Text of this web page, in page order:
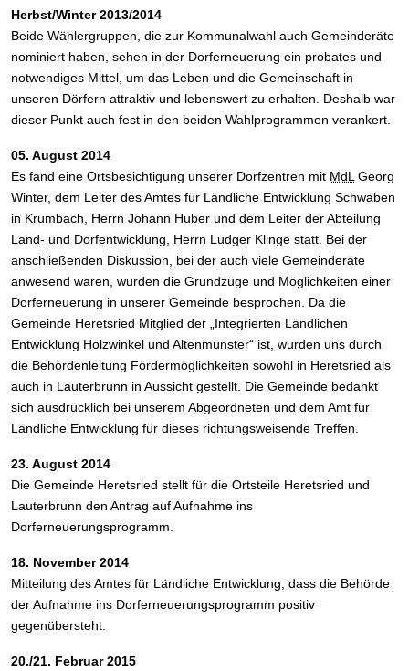
Herbst/Winter 2013/2014
Beide Wählergruppen, die zur Kommunalwahl auch Gemeinderäte
nominiert haben, sehen in der Dorferneuerung ein probates und
notwendiges Mittel, um das Leben und die Gemeinschaft in
unseren Dörfern attraktiv und lebenswert zu erhalten. Deshalb war
dieser Punkt auch fest in den beiden Wahlprogrammen verankert.
05. August 2014
Es fand eine Ortsbesichtigung unserer Dorfzentren mit MdLGeorg
Winter, dem Leiter des Amtes für Ländliche Entwicklung Schwaben
in Krumbach, Herrn Johann Huber und dem Leiter der Abteilung
Land- und Dorfentwicklung, Herrn Ludger Klinge statt. Bei der
anschließenden Diskussion, bei der auch viele Gemeinderäte
anwesend waren, wurden die Grundzüge und Möglichkeiten einer
Dorferneuerung in unserer Gemeinde besprochen. Da die
Gemeinde Heretsried Mitglied der „Integrierten Ländlichen
Entwicklung Holzwinkel und Altenmünster“ ist, wurden uns durch
die Behördenleitung Fördermöglichkeiten sowohl in Heretsried als
auch in Lauterbrunn in Aussicht gestellt. Die Gemeinde bedankt
sich ausdrücklich bei unserem Abgeordneten und dem Amt für
Ländliche Entwicklung für dieses richtungsweisende Treffen.
23. August 2014
Die Gemeinde Heretsried stellt für die Ortsteile Heretsried und
Lauterbrunn den Antrag auf Aufnahme ins
Dorferneuerungsprogramm.
18. November 2014
Mitteilung des Amtes für Ländliche Entwicklung, dass die Behörde
der Aufnahme ins Dorferneuerungsprogramm positiv
gegenübersteht.
20./21. Februar 2015